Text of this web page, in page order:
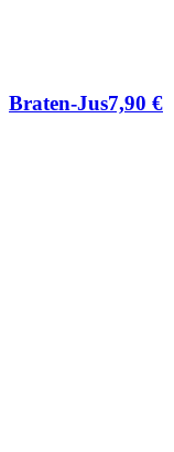
Braten-Jus7,90 €